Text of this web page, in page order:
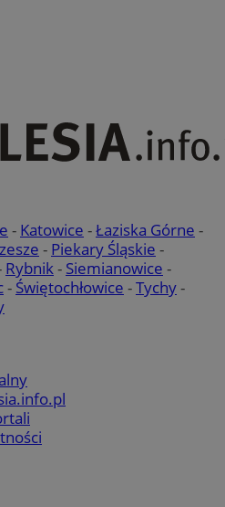
- Katowice -Łaziska Górne -
- Piekary Śląskie -
Rybnik - Siemianowice -
- Świętochłowice -Tychy-